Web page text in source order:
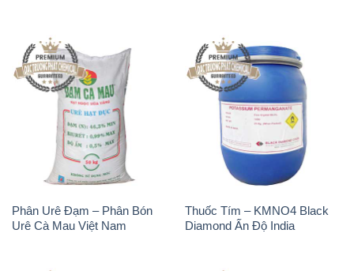
Phân Urê Đạm – Phân Bón
Urê Cà Mau Việt Nam
Thuốc Tím – KMNO4 Black
Diamond Ấn Độ India